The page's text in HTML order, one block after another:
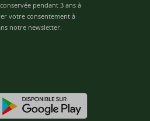
pendant 3 ans à
votre consentement à
notre newsletter.